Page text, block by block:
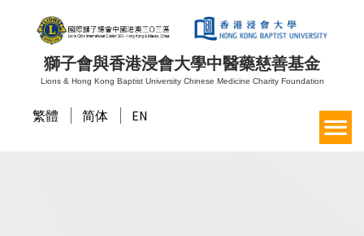
獅子會與香港浸會大學中醫藥慈善基金
Lions & Hong Kong Baptist University Chinese Medicine Charity Foundation
繁體 简体 EN